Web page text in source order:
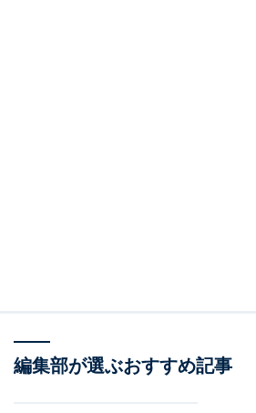
オールアバウトに還元されることがあります。
「銀山温泉」周辺には何がある？
編集部が選ぶおすすめ記事